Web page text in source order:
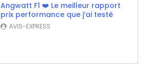
Angwatt F1 ❤️ Le meilleur rapport
prix performance que j’ai testé
AVIS-EXPRESS